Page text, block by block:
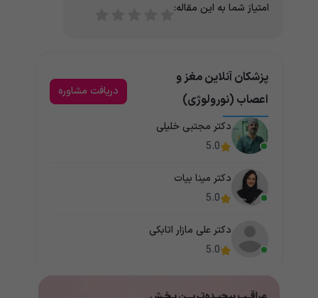
امتیاز شما به این مقاله:
پزشکان آنلاین مغز و
اعصاب (نورولوژی)
دریافت مشاوره
دکتر مجتبی خلیلی
5.0
دکتر مینا بیات
5.0
دکتر علی مازار اتابکی
5.0